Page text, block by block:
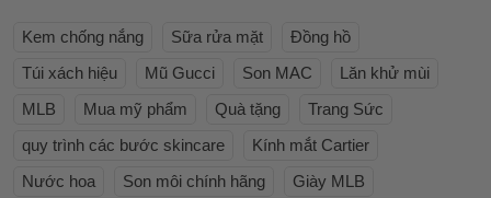
Kem chống nắng Sữa rửa mặt
Đồng hồ
Túi xách hiệu
Mũ Gucci Son MAC
Lăn khử mùi
MLB
Mua mỹ phẩm Quà tặng
Trang Sức
quy trình các bước skincare
Kính mắt Cartier
Nước hoa
Son môi chính hãng
Giày MLB